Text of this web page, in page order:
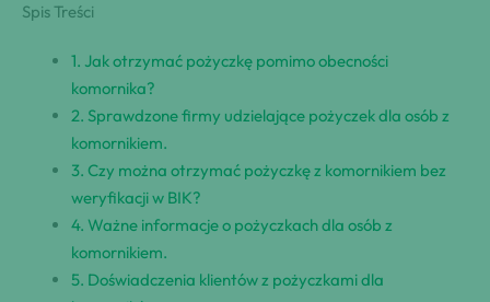
Spis Treści
1.‌ Jak otrzymać pożyczkę pomimo obecności
komornika?
2. Sprawdzone‌ firmy udzielające pożyczek dla ⁤osób z
komornikiem.
3. Czy można ​otrzymać ‌pożyczkę z komornikiem bez​
weryfikacji w BIK?
4. ⁢Ważne informacje ‌o pożyczkach dla osób⁣ z
komornikiem.
5. Doświadczenia ⁢klientów⁤ z ‍pożyczkami dla